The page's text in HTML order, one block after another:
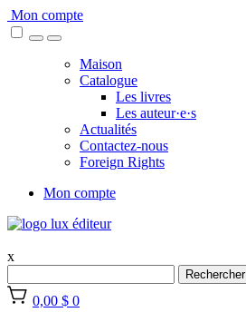
Skip
to
Mon compte
Maison
Catalogue
Les livres
Les auteur·e·s
Actualités
Contactez-nous
Foreign Rights
Mon compte
x
Rechercher
0,00 $ 0